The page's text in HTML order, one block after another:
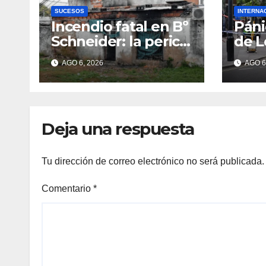
SUCESOS
Incendio fatal en Bº
Schneider: la pericia
determinó cómo se
originó el fuego
que le costó la vida
AGO 6, 2026
de
con
AGO
Deja una respuesta
Tu dirección de correo electrónico no será publicada.
Comentario *